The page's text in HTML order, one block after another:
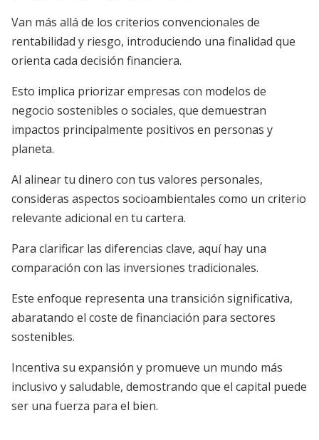
Van más allá de los criterios convencionales de
rentabilidad y riesgo, introduciendo una finalidad que
orienta cada decisión financiera.
Esto implica priorizar empresas con modelos de
negocio sostenibles o sociales, que demuestran
impactos principalmente positivos en personas y
planeta.
Al alinear tu dinero con tus valores personales,
consideras aspectos socioambientales como un criterio
relevante adicional en tu cartera.
Para clarificar las diferencias clave, aquí hay una
comparación con las inversiones tradicionales.
Este enfoque representa una transición significativa,
abaratando el coste de financiación para sectores
sostenibles.
Incentiva su expansión y promueve un mundo más
inclusivo y saludable, demostrando que el capital puede
ser una fuerza para el bien.